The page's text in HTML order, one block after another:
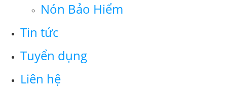
Nón Bảo Hiểm
Tin tức
Tuyển dụng
Liên hệ